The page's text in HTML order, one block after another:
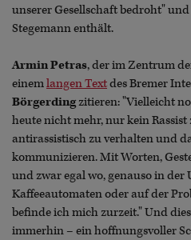
unserer Gesellschaft bedroht"
Stegemann enthält.
Armin Petras, der im Zentrum
einemlangen Textdes Bremer
Börgerdingzitieren: "Vielleicht
heute nicht mehr, nur kein Rassist
antirassistisch zu verhalten und
kommunizieren. Mit Worten,
und zwar egal wo, genauso in der
Kaffeeautomaten oder auf der
befinde ich mich zurzeit." Und
immerhin – ein hoffnungsvoller